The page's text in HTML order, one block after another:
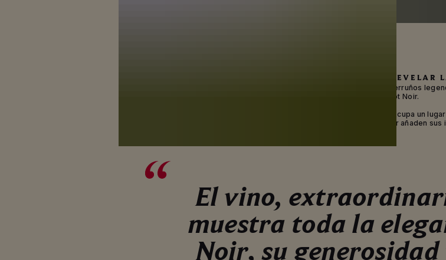
EXPANDIENDO LAS FRONTERAS PARA REVELAR
La historia de la Maison Mumm es una historia de terruños
la Pinot Noir.
Esta uva negra, de sabor potente, rico y elegante, ocupa un
la Maison, a las que las uvas Chardonnay y Meunier añaden
El vino,
muestra toda la
Noir, su generosidad